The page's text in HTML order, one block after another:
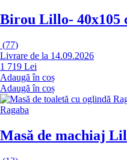
Birou Lillo- 40x105
(77)
Livrare de la 14.09.2026
1 719 Lei
Adaugă în coș
Adaugă în coș
Ragaba
Masă de machiaj